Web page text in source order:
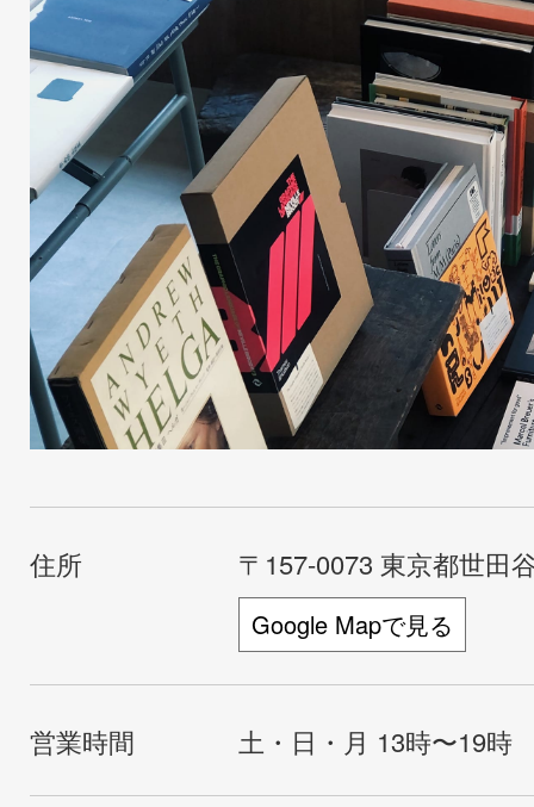
住所 〒157-0073 東京都世田
Google Mapで見る
営業時間 土・日・月 13時〜19時